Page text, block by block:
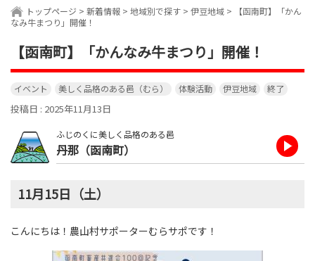
トップページ > 新着情報 > 地域別で探す > 伊豆地域 >
【函南町】「かん
なみ牛まつり」開催！
【函南町】「かんなみ牛まつり」開催！
イベント 美しく品格のある邑（むら） 体験活動 伊豆地域 終了
投稿日 : 2025年11月13日
ふじのくに美しく品格のある邑
丹那（函南町）
11月15日（土）
こんにちは！農山村サポーターむらサポです！